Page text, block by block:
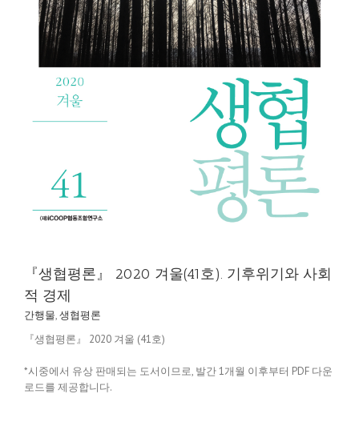
『생협평론』 2020 겨울(41호). 기후위기와 사회
적 경제
간행물,생협평론
『생협평론』 2020 겨울 (41호)
*시중에서 유상 판매되는 도서이므로, 발간 1개월 이후부터 PDF 다운
로드를 제공합니다.